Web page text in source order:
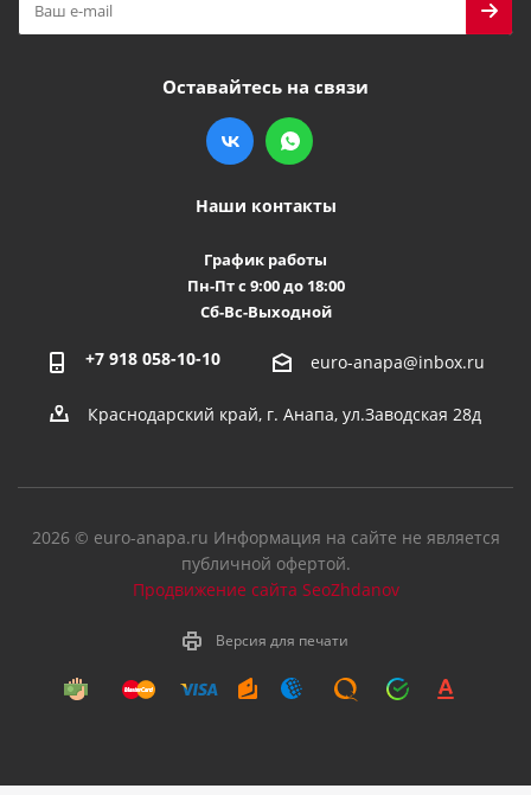
Оставайтесь на связи
Наши контакты
График работы
Пн-Пт с 9:00 до 18:00
Сб-Вс-Выходной
+7 918 058-10-10 euro-anapa@inbox.ru
Краснодарский край, г. Анапа, ул.Заводская 28д
2026 © euro-anapa.ru Информация на сайте не является
публичной офертой.
Продвижение сайта SeoZhdanov
Версия для печати